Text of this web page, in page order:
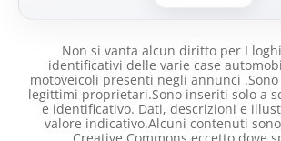
Non si vanta alcun diritto per I
identificativi delle varie case
motoveicoli presenti negli annunci
legittimi proprietari.Sono inseriti solo a
e identificativo. Dati, descrizioni e
valore indicativo.Alcuni contenuti